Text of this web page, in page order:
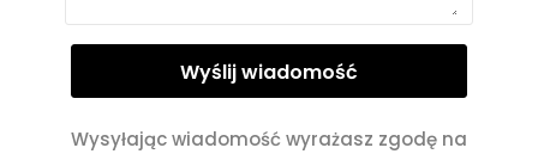
Wysyłając wiadomość wyrażasz zgodę na